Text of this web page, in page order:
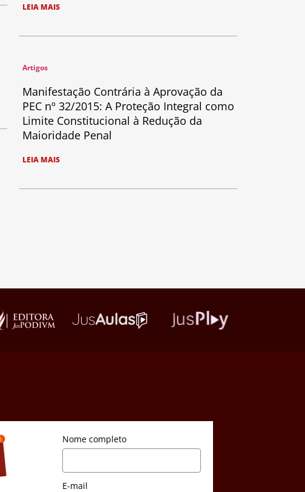
LEIA MAIS
Artigos
Manifestação Contrária à Aprovação da
PEC nº 32/2015: A Proteção Integral como
Limite Constitucional à Redução da
Maioridade Penal
LEIA MAIS
Nome completo
E-mail